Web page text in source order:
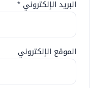
البريد الإلكتروني *
الموقع الإلكتروني